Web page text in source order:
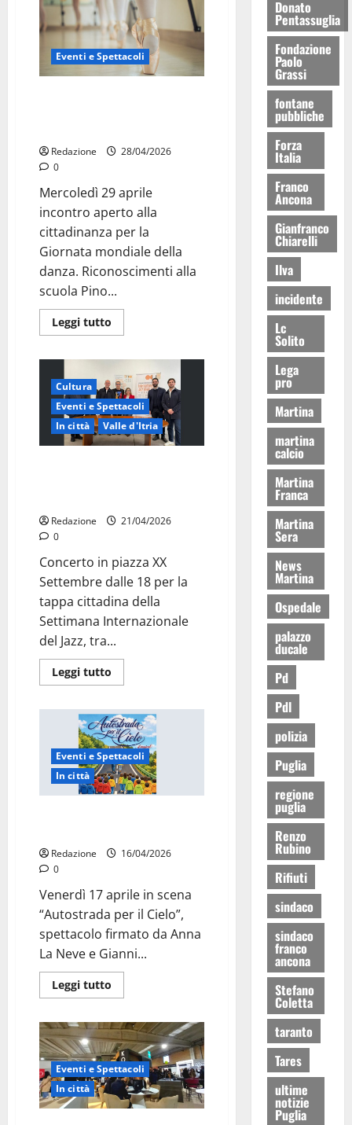
Eventi e Spettacoli
Redazione
28/04/2026
0
Mercoledì 29 aprile
incontro aperto alla
cittadinanza per la
Giornata mondiale della
danza. Riconoscimenti alla
scuola Pino...
Leggi tutto
Cultura
Eventi e Spettacoli
In città
Valle d'Itria
Redazione
21/04/2026
0
Concerto in piazza XX
Settembre dalle 18 per la
tappa cittadina della
Settimana Internazionale
del Jazz, tra...
Leggi tutto
Eventi e Spettacoli
In città
Redazione
16/04/2026
0
Venerdì 17 aprile in scena
“Autostrada per il Cielo”,
spettacolo firmato da Anna
La Neve e Gianni...
Leggi tutto
Eventi e Spettacoli
In città
Donato
Pentassuglia
Fondazione
Paolo
Grassi
fontane
pubbliche
Forza
Italia
Franco
Ancona
Gianfranco
Chiarelli
Ilva
incidente
Lc
Solito
Lega
pro
Martina
martina
calcio
Martina
Franca
Martina
Sera
News
Martina
Ospedale
palazzo
ducale
Pd
Pdl
polizia
Puglia
regione
puglia
Renzo
Rubino
Rifiuti
sindaco
sindaco
franco
ancona
Stefano
Coletta
taranto
Tares
ultime
notizie
Puglia